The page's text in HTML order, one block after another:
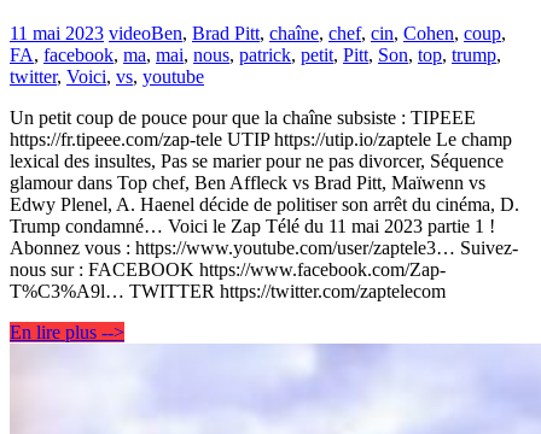
11 mai 2023 videoBen, Brad Pitt, chaîne, chef, cin, Cohen, coup,
FA, facebook, ma, mai, nous, patrick, petit, Pitt, Son, top, trump,
twitter, Voici, vs, youtube
Un petit coup de pouce pour que la chaîne subsiste : TIPEEE
https://fr.tipeee.com/zap-tele UTIP https://utip.io/zaptele Le champ
lexical des insultes, Pas se marier pour ne pas divorcer, Séquence
glamour dans Top chef, Ben Affleck vs Brad Pitt, Maïwenn vs
Edwy Plenel, A. Haenel décide de politiser son arrêt du cinéma, D.
Trump condamné… Voici le Zap Télé du 11 mai 2023 partie 1 !
Abonnez vous : https://www.youtube.com/user/zaptele3… Suivez-
nous sur : FACEBOOK https://www.facebook.com/Zap-
T%C3%A9l… TWITTER https://twitter.com/zaptelecom
En lire plus -->